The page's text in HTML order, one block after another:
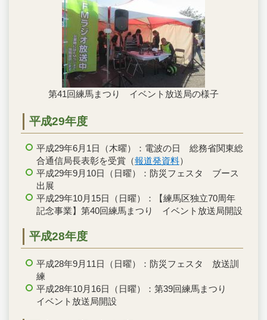
第41回練馬まつり イベント放送局の様子
平成29年度
平成29年6月1日（木曜）：電波の日 総務省関東総
合通信局長表彰を受賞（報道発資料）
平成29年9月10日（日曜）：防災フェスタ ブース
出展
平成29年10月15日（日曜）：【練馬区独立70周年
記念事業】第40回練馬まつり イベント放送局開設
平成28年度
平成28年9月11日（日曜）：防災フェスタ 放送訓
練
平成28年10月16日（日曜）：第39回練馬まつり
イベント放送局開設